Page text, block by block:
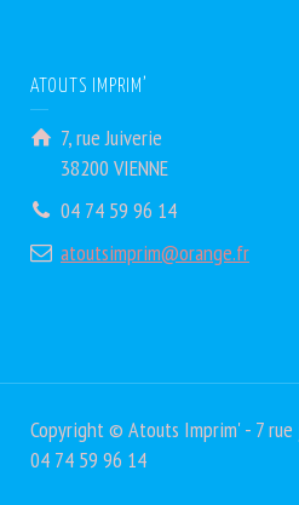
ATOUTS IMPRIM’
7, rue Juiverie
38200 VIENNE
04 74 59 96 14
atoutsimprim@orange.fr
Copyright © Atouts Imprim' - 7 rue
04 74 59 96 14